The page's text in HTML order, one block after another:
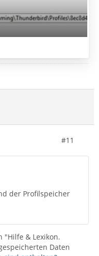
#11
der Profilspeicher
"Hilfe & Lexikon.
Daten